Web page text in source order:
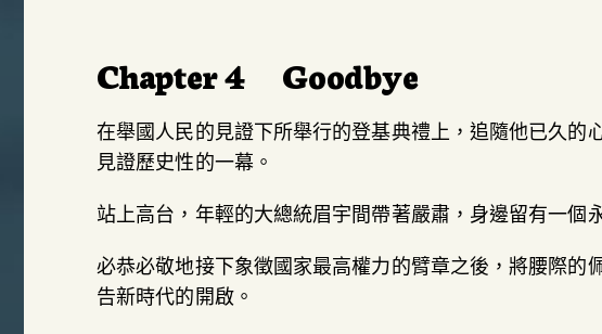
Chapter 4 Goodbye
在舉國人民的見證下所舉行的登基典禮上，追隨他已久的
見證歷史性的一幕。
站上高台，年輕的大總統眉宇間帶著嚴肅，身邊留有一個
必恭必敬地接下象徵國家最高權力的臂章之後，將腰際的
告新時代的開啟。